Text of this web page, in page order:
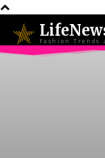
Fashion Trends